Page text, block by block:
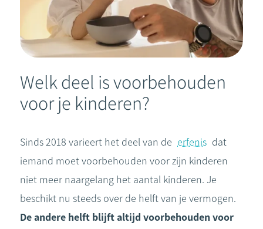
Welk deel is voorbehouden
voor je kinderen?
Sinds 2018 varieert het deel van de erfenis dat
iemand moet voorbehouden voor zijn kinderen
niet meer naargelang het aantal kinderen. Je
beschikt nu steeds over de helft van je vermogen.
De andere helft blijft altijd voorbehouden voor